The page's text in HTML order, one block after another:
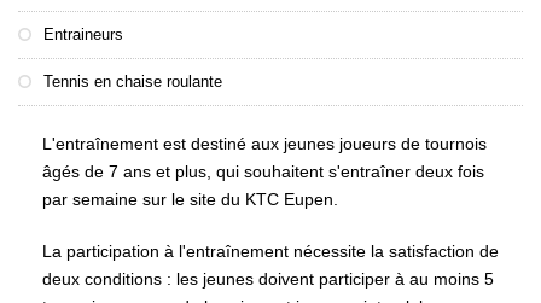
Entraineurs
Tennis en chaise roulante
L'entraînement est destiné aux jeunes joueurs de tournois
âgés de 7 ans et plus, qui souhaitent s'entraîner deux fois
par semaine sur le site du KTC Eupen.
La participation à l'entraînement nécessite la satisfaction de
deux conditions : les jeunes doivent participer à au moins 5